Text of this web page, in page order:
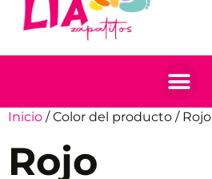
Inicio / Color del producto / Rojo
Rojo